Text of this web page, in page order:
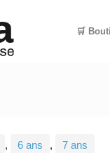
🛒
, 6 ans , 7 ans